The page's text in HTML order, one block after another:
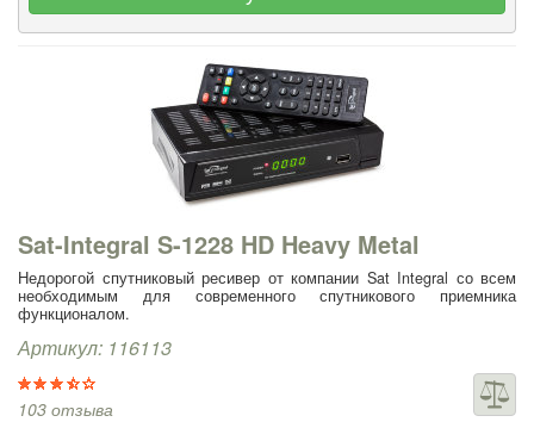
Sat-Integral S-1228 HD Heavy Metal
Недорогой спутниковый ресивер от компании Sat Integral со всем
необходимым для современного спутникового приемника
функционалом.
Артикул: 116113
103 отзыва